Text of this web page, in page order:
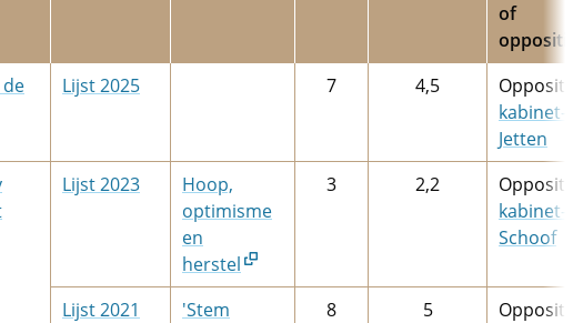
of
oppositie
Lijst 2025 7 4,5
Oppositie,
kabinet-
Jetten
Lijst 2023
Hoop,
optimisme
en
herstel
3 2,2
Oppositie,
kabinet-
Schoof
Lijst 2021
'Stem
8 5
Oppositie,